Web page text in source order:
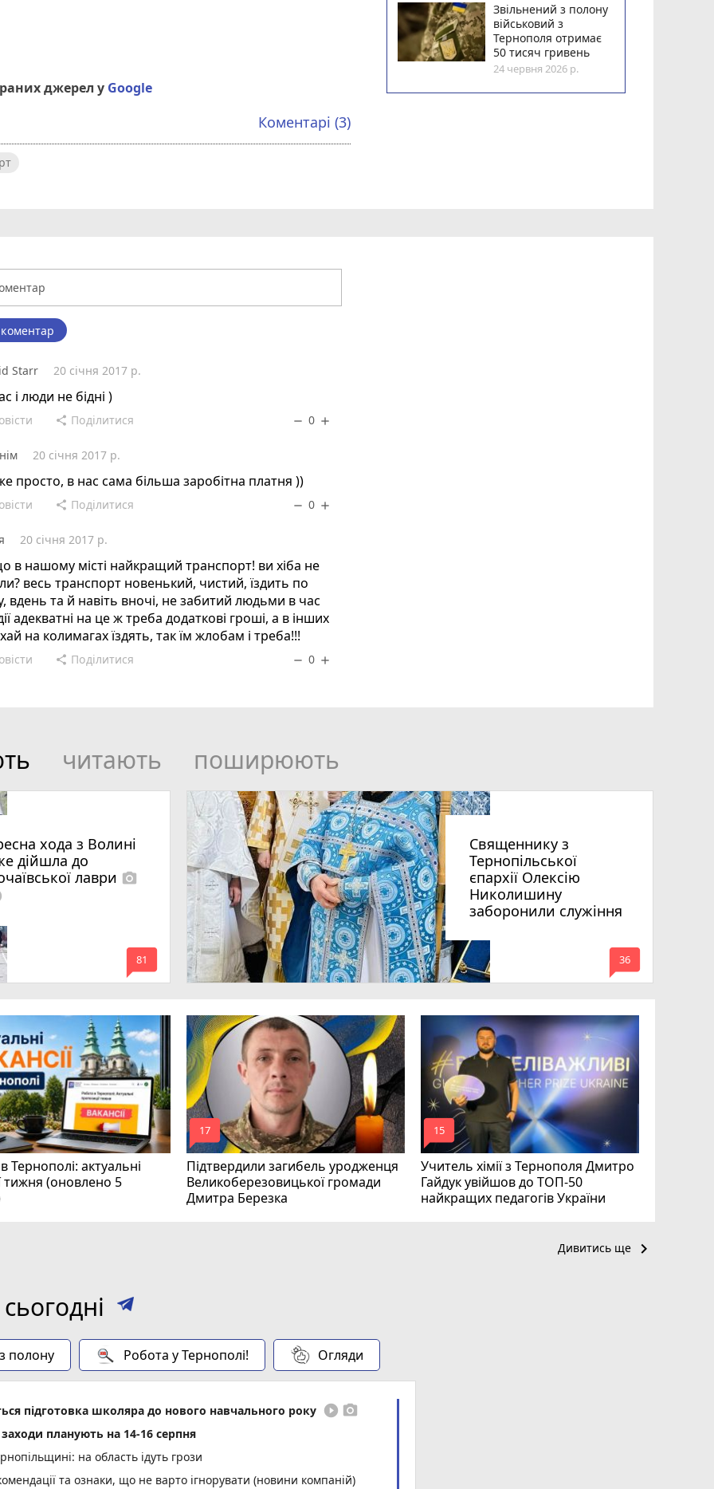
джерел у Google
Коментарі (3)
Звільнений з полону
військовий з
Тернополя отримає
50 тисяч гривень
24 червня 2026 р.
Starr 20 січня 2017 р.
і люди не бідні )
share Поділитися remove 0 add
20 січня 2017 р.
просто, в нас сама більша заробітна платня ))
share Поділитися remove 0 add
20 січня 2017 р.
в нашому місті найкращий транспорт! ви хіба не
весь транспорт новенький, чистий, їздить по
вдень та й навіть вночі, не забитий людьми в час
адекватні на це ж треба додаткові гроші, а в інших
на колимагах їздять, так їм жлобам і треба!!!
share Поділитися remove 0 add
читають поширюють
хода з Волині
дійшла до
лаври photo_camera
mode_comment
81
Священнику з
Тернопільської
єпархії Олексію
Николишину
заборонили служіння
mode_comment
36
Тернополі: актуальні
тижня (оновлено 5
Підтвердили загибель уродженця
Великоберезовицької громади
Дмитра Березка
mode_comment
17
Учитель хімії з Тернополя Дмитро
Гайдук увійшов до ТОП-50
найкращих педагогів України
mode_comment
15
Дивитись ще keyboard_arrow_right
полону Робота у Тернополі! Огляди
підготовка школяра до нового навчального року play_circle_filled photo_camera
планують на 14-16 серпня
на область ідуть грози
та ознаки, що не варто ігнорувати (новини компаній)